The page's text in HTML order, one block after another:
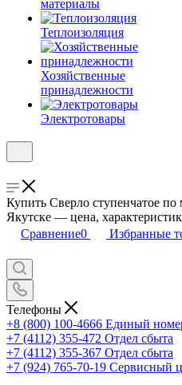
материалы
Теплоизоляция
Хозяйственные
принадлежности
Электротовары
Купить Сверло ступенчатое
Якутске — цена,
Сравнение0 Избранные
Телефоны
+8 (800) 100-4666 Единый
+7 (4112) 355-472 Отдел сбыта
+7 (4112) 355-367 Отдел сбыта
+7 (924) 765-70-19 Сервисный